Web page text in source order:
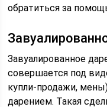
обратиться за
Завуалированное
совершается под
купли-продажи,
дарением. Такая